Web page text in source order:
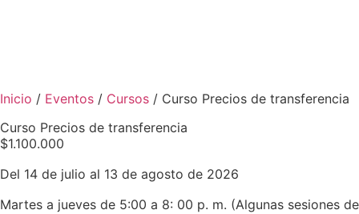
Inicio / Eventos / Cursos / Curso Precios de transferencia
Curso Precios de transferencia
$1.100.000
Del 14 de julio al 13 de agosto de 2026
Martes a jueves de 5:00 a 8: 00 p. m. (Algunas sesiones de